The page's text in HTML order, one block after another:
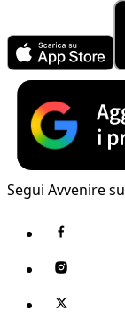
Segui Avvenire su